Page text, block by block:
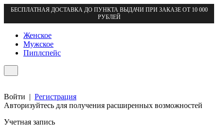
БЕСПЛАТНАЯ ДОСТАВКА ДО ПУНКТА ВЫДАЧИ ПРИ ЗАКАЗЕ ОТ 10 000
РУБЛЕЙ
Женское
Мужское
Пиплспейс
Войти | Регистрация
Авторизуйтесь для получения расширенных возможностей
Учетная запись